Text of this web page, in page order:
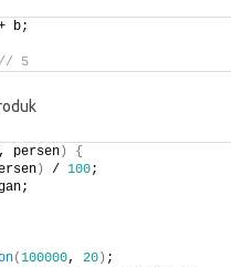
b;
// 5
persen)
{
) / 100;
(100000, 20) ;